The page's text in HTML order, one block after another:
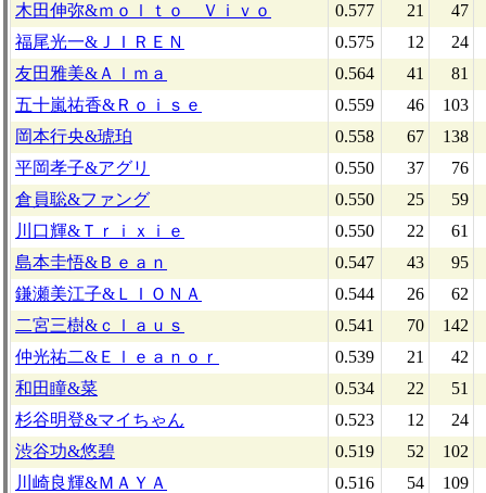
木田伸弥&ｍｏｌｔｏ Ｖｉｖｏ
0.577 21
47
福尾光一&ＪＩＲＥＮ
0.575 12
24
友田雅美&Ａｌｍａ
0.564 41
81
五十嵐祐香&Ｒｏｉｓｅ
0.559 46
103
岡本行央&琥珀
0.558 67
138
平岡孝子&アグリ
0.550 37
76
倉員聡&ファング
0.550 25
59
川口輝&Ｔｒｉｘｉｅ
0.550 22
61
島本圭悟&Ｂｅａｎ
0.547 43
95
鎌瀬美江子&ＬＩＯＮＡ
0.544 26
62
二宮三樹&ｃｌａｕｓ
0.541 70
142
仲光祐二&Ｅｌｅａｎｏｒ
0.539 21
42
和田瞳&菜
0.534 22
51
杉谷明登&マイちゃん
0.523 12
24
渋谷功&悠碧
0.519 52
102
川崎良輝&ＭＡＹＡ
0.516 54
109